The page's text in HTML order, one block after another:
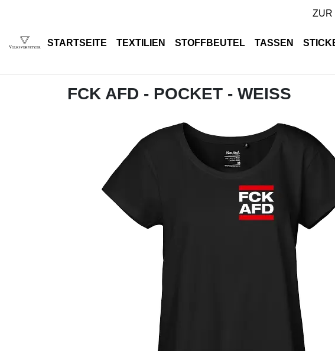
ZUR
STARTSEITE TEXTILIEN STOFFBEUTEL TASSEN
FCK AFD - POCKET - WEISS